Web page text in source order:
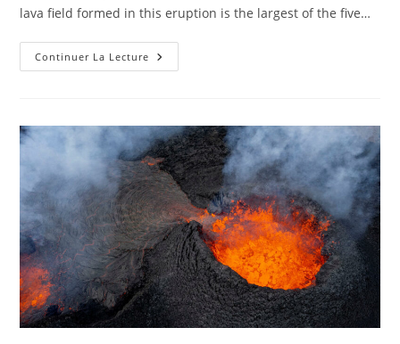
lava field formed in this eruption is the largest of the five…
Continuer La Lecture June
15,
Reykjanes
Peninsula
,
Indonesia
:
Lewotobi
Laki-
Laki
,
Colombia
:
Cerro
Machin
,
La
Guadeloupe
: